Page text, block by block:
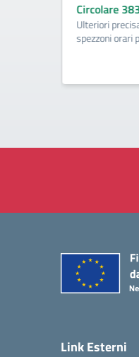
Circolare
Ulteriori
spezzoni orari
Link Esterni